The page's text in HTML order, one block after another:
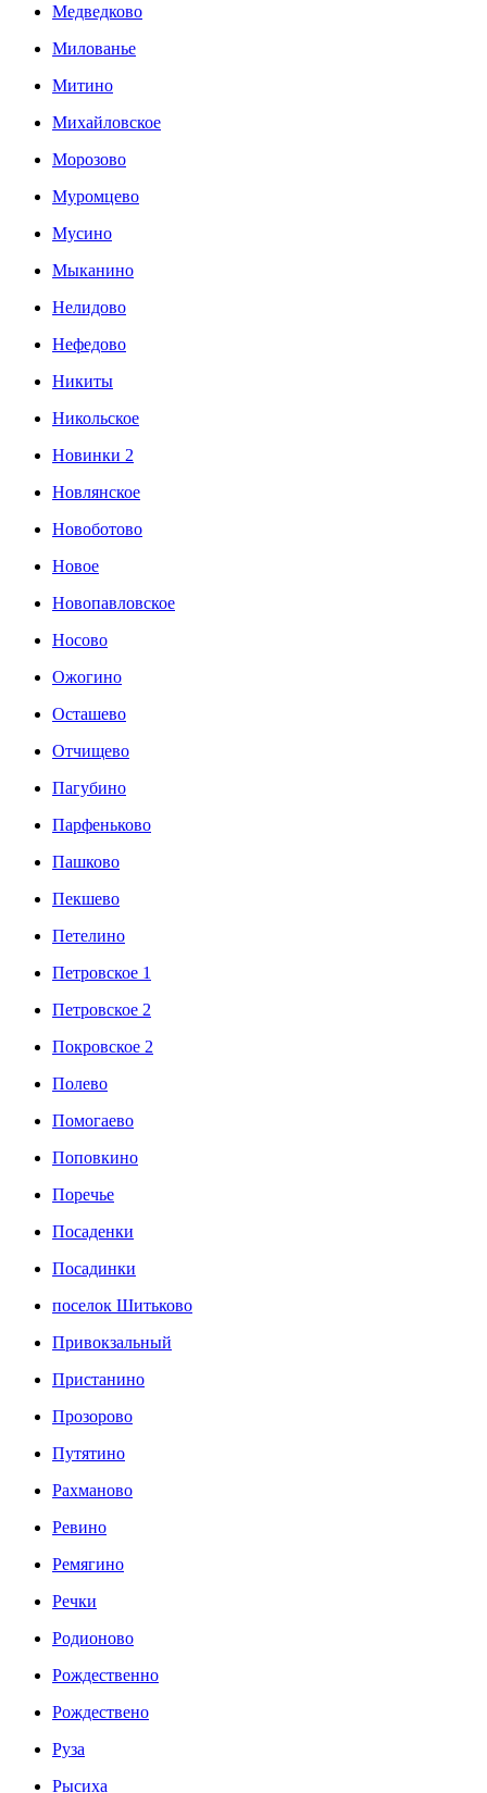
Медведково
Милованье
Митино
Михайловское
Морозово
Муромцево
Мусино
Мыканино
Нелидово
Нефедово
Никиты
Никольское
Новинки 2
Новлянское
Новоботово
Новое
Новопавловское
Носово
Ожогино
Осташево
Отчищево
Пагубино
Парфеньково
Пашково
Пекшево
Петелино
Петровское 1
Петровское 2
Покровское 2
Полево
Помогаево
Поповкино
Поречье
Посаденки
Посадинки
поселок Шитьково
Привокзальный
Пристанино
Прозорово
Путятино
Рахманово
Ревино
Ремягино
Речки
Родионово
Рождественно
Рождествено
Руза
Рысиха